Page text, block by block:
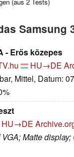
Samsung
- Erős közepes
HU→DE
Mittel, Datum:
HU→DE
Matte